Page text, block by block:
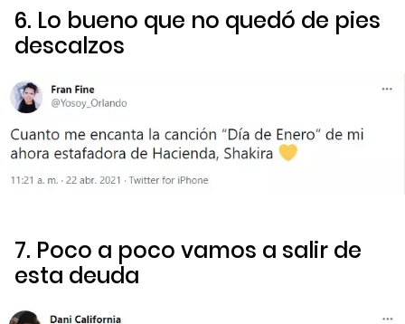
6. Lo bueno que no quedó de pies
descalzos
7. Poco a poco vamos a salir de
esta deuda